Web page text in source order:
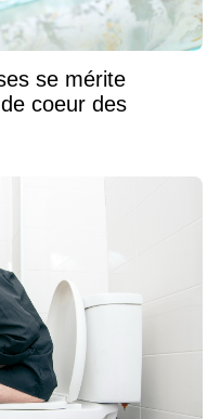
coeur des